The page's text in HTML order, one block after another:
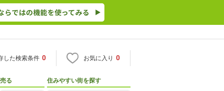
した検索条件 0 お気に入り 0
売る 住みやすい街を探す